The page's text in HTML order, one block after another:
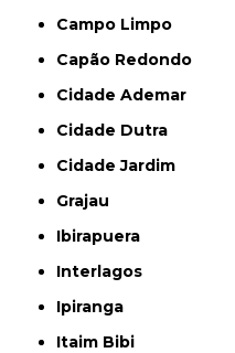
Campo Limpo
Capão Redondo
Cidade Ademar
Cidade Dutra
Cidade Jardim
Grajau
Ibirapuera
Interlagos
Ipiranga
Itaim Bibi